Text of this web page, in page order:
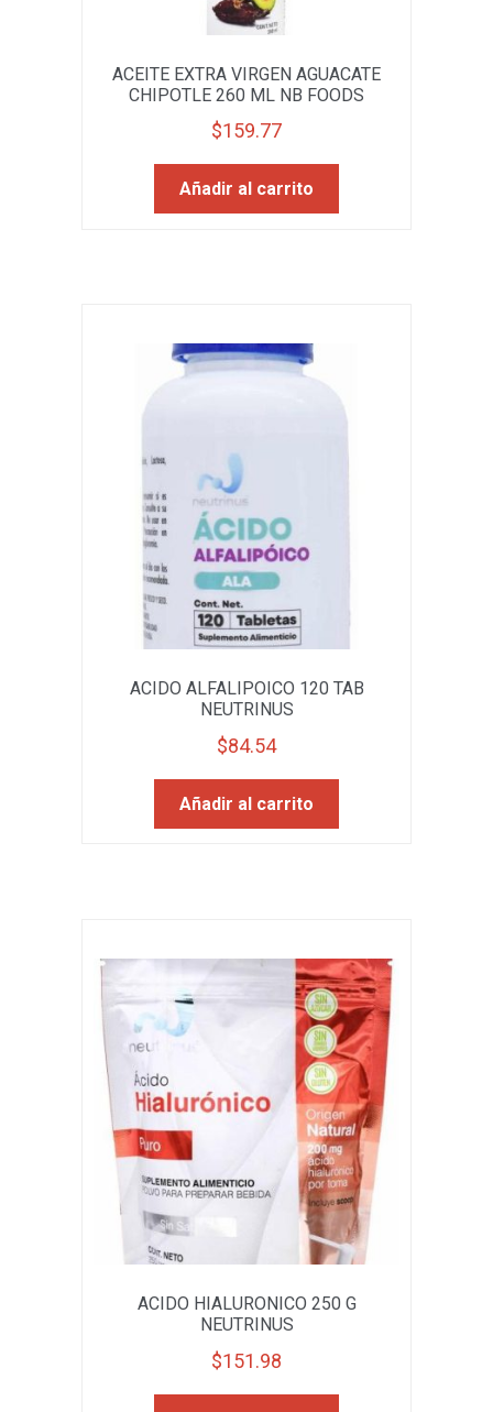
ACEITE EXTRA VIRGEN AGUACATE
CHIPOTLE 260 ML NB FOODS
$159.77
Añadir al carrito
ACIDO ALFALIPOICO 120 TAB
NEUTRINUS
$84.54
Añadir al carrito
ACIDO HIALURONICO 250 G
NEUTRINUS
$151.98